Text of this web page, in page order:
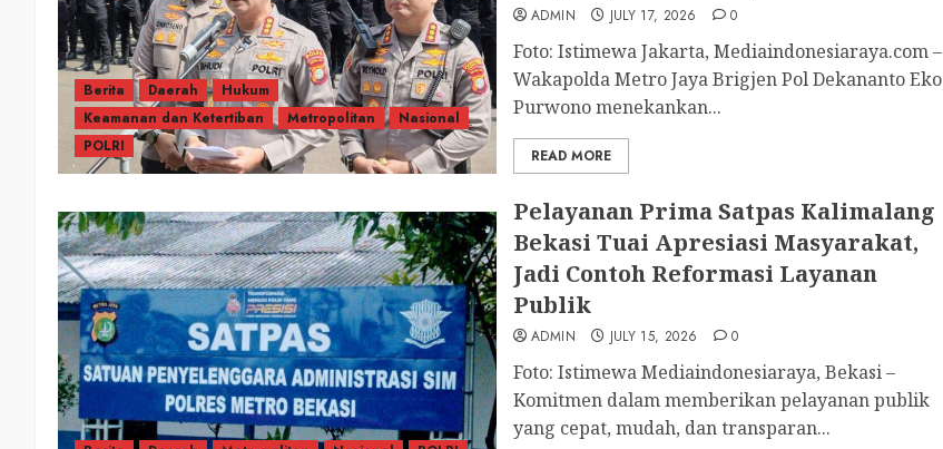
Berita Daerah
Hukum
Keamanan dan Ketertiban
Metropolitan
Nasional
POLRI
ADMIN JULY 17, 2026 0
Foto: Istimewa Jakarta, Mediaindonesiaraya.com –
Wakapolda Metro Jaya Brigjen Pol Dekananto Eko
Purwono menekankan...
READ MORE
Pelayanan Prima Satpas Kalimalang
Bekasi Tuai Apresiasi Masyarakat,
Jadi Contoh Reformasi Layanan
Publik
ADMIN JULY 15, 2026 0
Foto: Istimewa Mediaindonesiaraya, Bekasi –
Komitmen dalam memberikan pelayanan publik
yang cepat, mudah, dan transparan...